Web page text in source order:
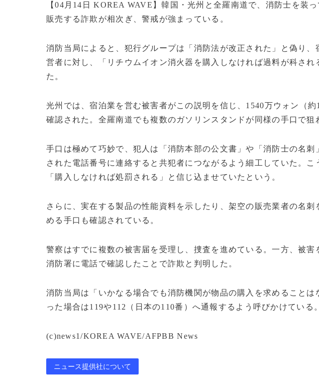
【04月14日 KOREA WAVE】韓国・光州と全羅南道で、消防士を装
販売する詐欺が相次ぎ、警戒が強まっている。
消防当局によると、犯行グループは「消防法が改正された」と偽り
営者に対し、「リチウムイオン消火器を購入しなければ過料が科さ
た。
光州では、宿泊業を営む被害者がこの説明を信じ、1540万ウォン（
確認された。全羅南道でも複数のガソリンスタンドが同様の手口で狙
手口は極めて巧妙で、犯人は「消防本部の公文書」や「消防士の名
された電話番号に連絡すると共犯者につながるよう細工していた。こ
「購入しなければ処罰される」と信じ込ませていたという。
さらに、実在する製品の性能資料を示したり、架空の販売業者の名
める手口も確認されている。
警察はすでに複数の被害届を受理し、捜査を進めている。一方、被
消防署に電話で確認したことで詐欺と判明した。
消防当局は「いかなる場合でも消防機関が物品の購入を求めること
った場合は119や112（日本の110番）へ通報するよう呼びかけている。
(c)news1/KOREA WAVE/AFPBB News
ニュース提供社について